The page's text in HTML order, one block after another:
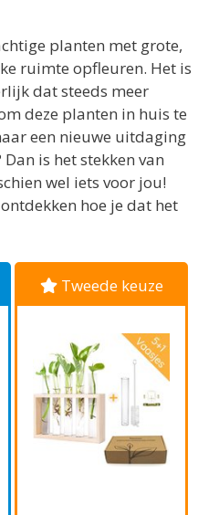
planten met grote,
ruimte opfleuren. Het is
dat steeds meer
deze planten in huis te
een nieuwe uitdaging
is het stekken van
wel iets voor jou!
hoe je dat het
Tweede keuze